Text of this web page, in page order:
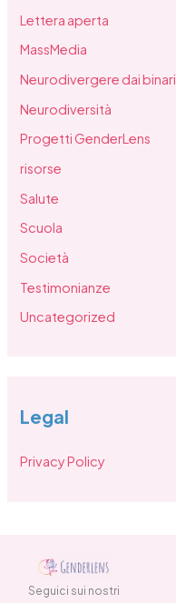
Lettera aperta
MassMedia
Neurodivergere dai binari
Neurodiversità
Progetti GenderLens
risorse
Salute
Scuola
Società
Testimonianze
Uncategorized
Legal
Privacy Policy
Seguici sui nostri